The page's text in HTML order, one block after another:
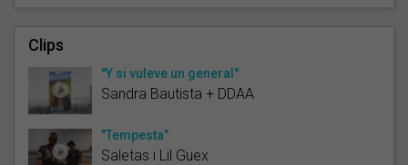
Clips
"Y si vuleve un general"
Sandra Bautista + DDAA
"Tempesta"
Saletas i Lil Guex